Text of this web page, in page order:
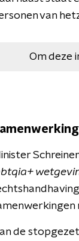
van
Om deze
de